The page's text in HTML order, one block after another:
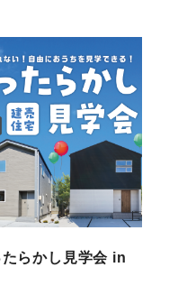
たらかし見学会 in